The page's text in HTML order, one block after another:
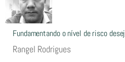
Fundamentando o nível de risco
Rangel Rodrigues